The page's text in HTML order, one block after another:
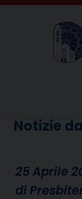
Skip
Notizie
25 Aprile
di